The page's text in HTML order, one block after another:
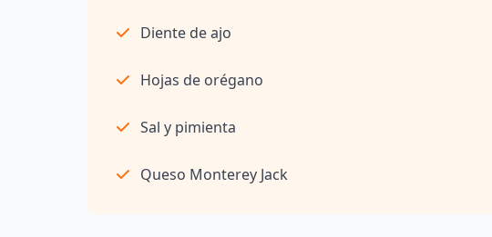
Diente de ajo
Hojas de orégano
Sal y pimienta
Queso Monterey Jack